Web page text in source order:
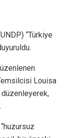
“Türkiye
Louisa